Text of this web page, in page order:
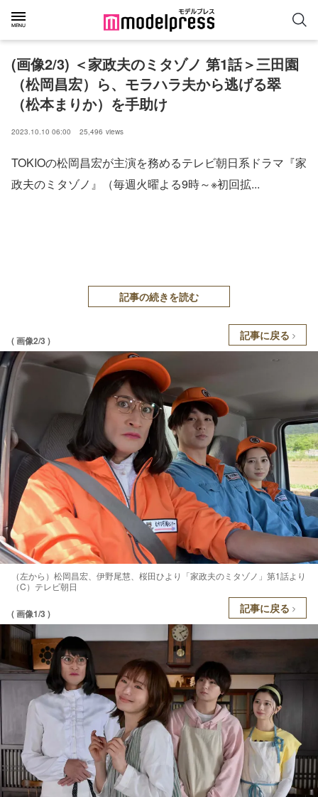
(画像2/3) ＜家政夫のミタゾノ 第1話＞三田園
（松岡昌宏）ら、モラハラ夫から逃げる翠
（松本まりか）を手助け
2023.10.10 06:00 25,496 views
TOKIOの松岡昌宏が主演を務めるテレビ朝日系ドラマ『家
政夫のミタゾノ』（毎週火曜よる9時～※初回拡...
記事の続きを読む
( 画像2/3 ) 記事に戻る
（左から）松岡昌宏、伊野尾慧、桜田ひより「家政夫のミタゾノ」第1話より
（C）テレビ朝日
( 画像1/3 ) 記事に戻る